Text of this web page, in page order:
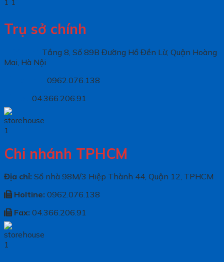
Trụ sở chính
Tầng 8, Số 89B Đường Hồ Đền Lừ, Quận Hoàng
Mai, Hà Nội
0962.076.138
04.366.206.91
Chi nhánh TPHCM
Địa chỉ: Số nhà 98M/3 Hiệp Thành 44, Quận 12, TPHCM
Holtine: 0962.076.138
Fax: 04.366.206.91